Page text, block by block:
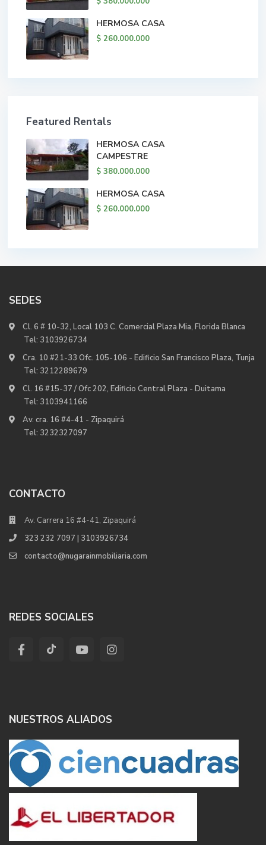
HERMOSA CASA
$ 260.000.000
Featured Rentals
HERMOSA CASA
CAMPESTRE
$ 380.000.000
HERMOSA CASA
$ 260.000.000
SEDES
Cl. 6 # 10-32, Local 103 C. Comercial Plaza Mia, Florida Blanca
Tel: 3103926734
Cra. 10 #21-33 Ofc. 105-106 - Edificio San Francisco Plaza, Tunja
Tel: 3212289679
Cl. 16 #15-37 / Ofc 202, Edificio Central Plaza - Duitama
Tel: 3103941166
Av. cra. 16 #4-41 - Zipaquirá
Tel: 3232327097
CONTACTO
Av. Carrera 16 #4-41, Zipaquirá
323 232 7097 | 3103926734
contacto@nugarainmobiliaria.com
REDES SOCIALES
NUESTROS ALIADOS